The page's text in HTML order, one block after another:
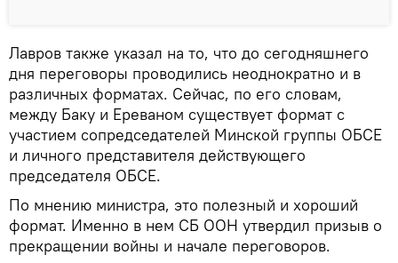
Лавров также указал на то, что до сегодняшнего
дня переговоры проводились неоднократно и в
различных форматах. Сейчас, по его словам,
между Баку и Ереваном существует формат с
участием сопредседателей Минской группы ОБСЕ
и личного представителя действующего
председателя ОБСЕ.
По мнению министра, это полезный и хороший
формат. Именно в нем СБ ООН утвердил призыв о
прекращении войны и начале переговоров.